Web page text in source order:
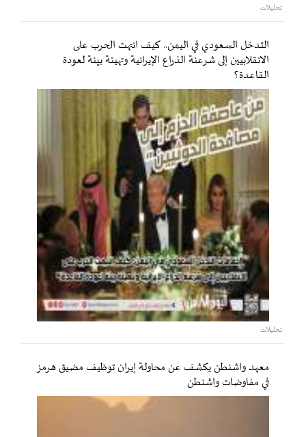
تحليلات
التدخل السعودي في اليمن.. كيف انتهت الحرب على
الانقلابيين إلى شرعنة الذراع الإيرانية وتهيئة بيئة لعودة
القاعدة؟
تحليلات
معهد واشنطن يكشف عن محاولة إيران توظيف مضيق هرمز
في مفاوضات واشنطن